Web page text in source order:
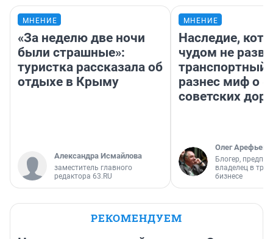
МНЕНИЕ
«За неделю две ночи
были страшные»:
туристка рассказала об
отдыхе в Крыму
Александра Исмайлова
заместитель главного
редактора 63.RU
МНЕНИЕ
Наследие,
чудом не
транспортный
разнес миф о
советских
Олег Арефьев
Блогер,
владелец в
бизнесе
РЕКОМЕНДУЕМ